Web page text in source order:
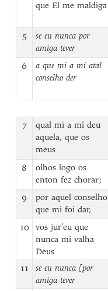
que El me maldiga
5
se eu nunca por
amiga tever
6
a que mi a mí atal
conselho der
7
qual mi a mí deu
aquela, que os
meus
8
olhos logo os
enton fez chorar;
9
por aquel conselho
que mi foi dar,
10
vos jur’eu que
nunca mi valha
Deus
11
se eu nunca [por
amiga tever